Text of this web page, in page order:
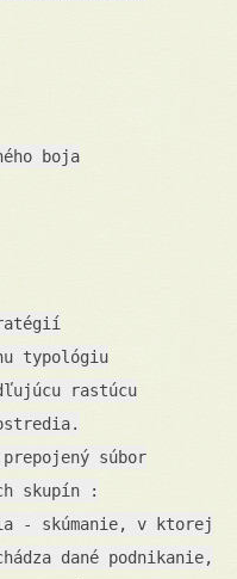
boja
typológiu
rastúcu
súbor
skupín :
- skúmanie, v ktorej
dané podnikanie,